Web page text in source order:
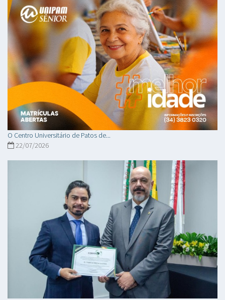
O Centro Universitário de Patos de...
22/07/2026